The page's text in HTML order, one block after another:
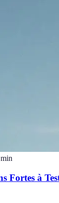
min
Fortes à